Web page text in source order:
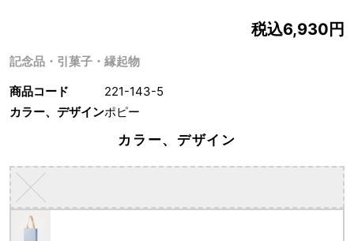
記念品・引菓子・縁起物
税込6,930円
商品コード
221-143-5
カラー、デザインポピー
カラー、デザイン